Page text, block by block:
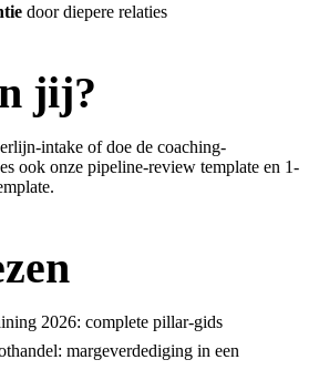
door diepere relaties
jij?
intake of doe de coaching-
ook onze pipeline-review template en 1-
.
2026: complete pillar-gids
margeverdediging in een